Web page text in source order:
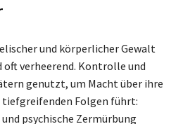
und körperlicher Gewalt
oft verheerend. Kontrolle und
genutzt, um Macht über ihre
tiefgreifenden Folgen führt:
psychische Zermürbung